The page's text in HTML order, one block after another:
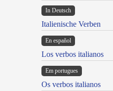
In Deutsch
Italienische Verben
En español
Los verbos italianos
Em portugues
Os verbos italianos